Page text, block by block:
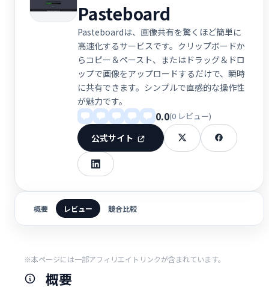
Pasteboard
Pasteboardは、画像共有を驚くほど簡単に
高速化するサービスです。クリップボードか
らコピー＆ペースト、またはドラッグ＆ドロ
ップで画像をアップロードするだけで、瞬時
に共有できます。シンプルで直感的な操作性
が魅力です。
0.0(0 レビュー)
公式サイト
概要 レビュー 競合比較
※本ページには一部アフィリエイトリンクが含まれています。
概要